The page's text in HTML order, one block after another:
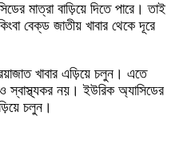
মাত্রা বাড়িয়ে দিতে পারে। তাই
বেক্‌ড জাতীয় খাবার থেকে দূরে
খাবার এড়িয়ে চলুন। এতে
স্বাস্থ্যকর নয়। ইউরিক অ্যাসিডের
চলুন।